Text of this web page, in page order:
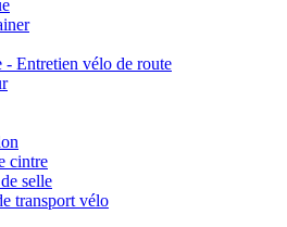
- Entretien vélo de route
cintre
selle
transport vélo